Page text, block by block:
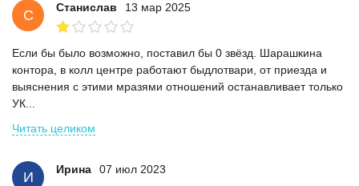
С Станислав 13 мар 2025
Если бы было возможно, поставил бы 0 звёзд. Шарашкина
контора, в колл центре работают быдлотвари, от приезда и
выяснения с этими мразями отношений останавливает только
УК...
Читать целиком
И Ирина 07 июл 2023